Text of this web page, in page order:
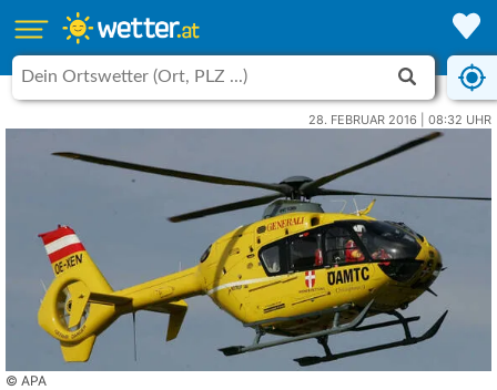
28. FEBRUAR 2016 | 08:32 UHR
© APA